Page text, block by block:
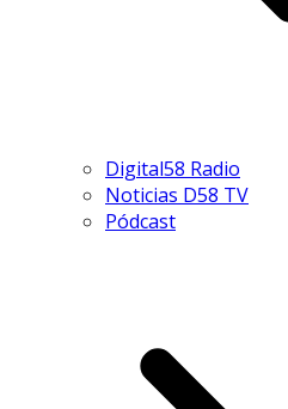
Digital58 Radio
Noticias D58 TV
Pódcast